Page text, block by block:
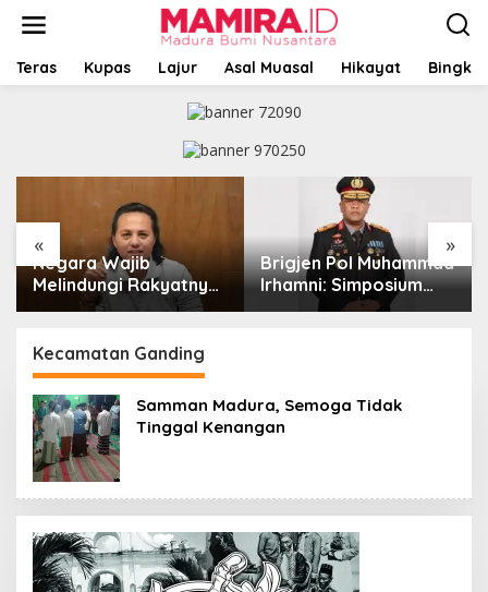
t
Teras Kupas Lajur Asal Muasal Hikayat Bingkai
« »
Negara Wajib
Melindungi Rakyatnya:
Catatan tentang Nasib
Belerang Kawah Ijen
Brigjen Pol Muhammad
Irhamni: Simposium
Nasional Outlook
Kecamatan Ganding
Samman Madura, Semoga Tidak
Tinggal Kenangan